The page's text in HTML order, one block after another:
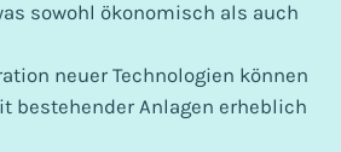
sowohl ökonomisch als auch
neuer Technologien können
bestehender Anlagen erheblich